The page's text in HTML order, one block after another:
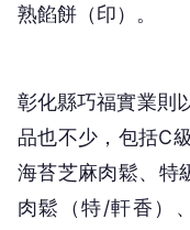
熟餡餅（印）。
彰化縣巧福實業則
品也不少，包括C
海苔芝麻肉鬆、特
肉鬆（特/軒香）